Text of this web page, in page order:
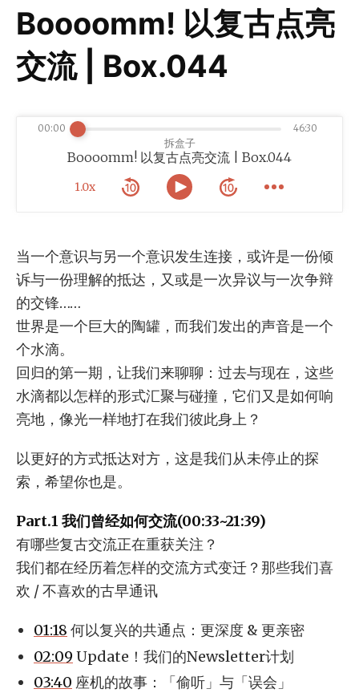
Boooomm! 以复古点亮
交流 | Box.044
拆盒子
Boooomm! 以复古点亮交流 | Box.044
1.0x
00:00 46:30
当一个意识与另一个意识发生连接，或许是一份倾
诉与一份理解的抵达，又或是一次异议与一次争辩
的交锋……
世界是一个巨大的陶罐，而我们发出的声音是一个
个水滴。
回归的第一期，让我们来聊聊：过去与现在，这些
水滴都以怎样的形式汇聚与碰撞，它们又是如何响
亮地，像光一样地打在我们彼此身上？
以更好的方式抵达对方，这是我们从未停止的探
索，希望你也是。
Part.1 我们曾经如何交流(00:33~21:39)
有哪些复古交流正在重获关注？
我们都在经历着怎样的交流方式变迁？那些我们喜
欢 / 不喜欢的古早通讯
01:18 何以复兴的共通点：更深度 & 更亲密
02:09 Update！我们的Newsletter计划
03:40 座机的故事：「偷听」与「误会」